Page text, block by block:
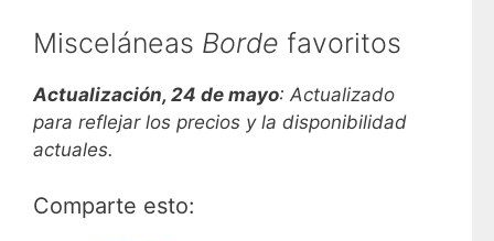
Misceláneas Borde favoritos
Actualización, 24 de mayo: Actualizado
para reflejar los precios y la disponibilidad
actuales.
Comparte esto: